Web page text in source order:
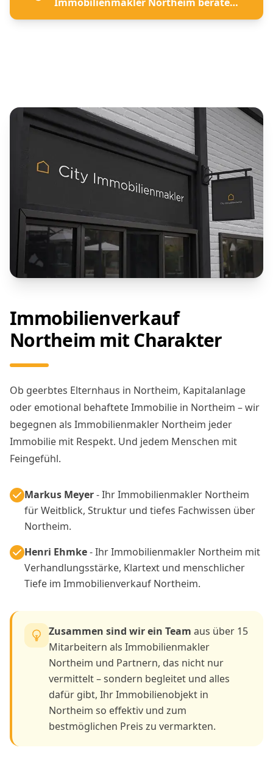
lassen
Immobilienverkauf
Northeim mit Charakter
Ob geerbtes Elternhaus in Northeim, Kapitalanlage
oder emotional behaftete Immobilie in Northeim – wir
begegnen als Immobilienmakler Northeim jeder
Immobilie mit Respekt. Und jedem Menschen mit
Feingefühl.
Markus Meyer- Ihr Immobilienmakler Northeim
für Weitblick, Struktur und tiefes Fachwissen über
Northeim.
Henri Ehmke- Ihr Immobilienmakler Northeim mit
Verhandlungsstärke, Klartext und menschlicher
Tiefe im Immobilienverkauf Northeim.
Zusammen sind wir ein Team aus über 15
Mitarbeitern als Immobilienmakler
Northeim und Partnern, das nicht nur
vermittelt – sondern begleitet und alles
dafür gibt, Ihr Immobilienobjekt in
Northeim so effektiv und zum
bestmöglichen Preis zu vermarkten.